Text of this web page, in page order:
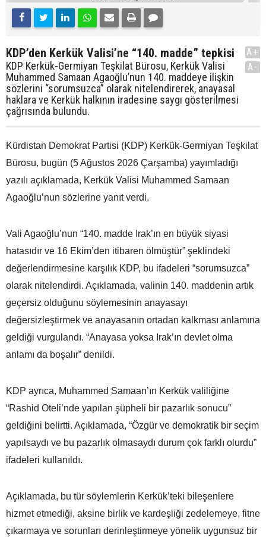
KDP’den Kerkük Valisi’ne “140. madde” tepkisi
KDP Kerkük-Germiyan Teşkilat Bürosu, Kerkük Valisi
Muhammed Samaan Agaoğlu’nun 140. maddeye ilişkin
sözlerini “sorumsuzca” olarak nitelendirerek, anayasal
haklara ve Kerkük halkının iradesine saygı gösterilmesi
çağrısında bulundu.
A+
A-
Kürdistan Demokrat Partisi (KDP) Kerkük-Germiyan Teşkilat
Bürosu, bugün (5 Ağustos 2026 Çarşamba) yayımladığı
yazılı açıklamada, Kerkük Valisi Muhammed Samaan
Agaoğlu’nun sözlerine yanıt verdi.
Vali Agaoğlu’nun “140. madde Irak’ın en büyük siyasi
hatasıdır ve 16 Ekim’den itibaren ölmüştür” şeklindeki
değerlendirmesine karşılık KDP, bu ifadeleri “sorumsuzca”
olarak nitelendirdi. Açıklamada, valinin 140. maddenin artık
geçersiz olduğunu söylemesinin anayasayı
değersizleştirmek ve anayasanın ortadan kalkması anlamına
geldiği vurgulandı. “Anayasa yoksa Irak’ın devlet olma
anlamı da boşalır” denildi.
KDP ayrıca, Muhammed Samaan’ın Kerkük valiliğine
“Rashid Oteli’nde yapılan şüpheli bir pazarlık sonucu”
geldiğini belirtti. Açıklamada, “Özgür ve demokratik bir seçim
yapılsaydı ve bu pazarlık olmasaydı durum çok farklı olurdu”
ifadeleri kullanıldı.
Açıklamada, bu tür söylemlerin Kerkük’teki bileşenlere
hizmet etmediği, aksine birlik ve kardeşliği zedelemeye, fitne
çıkarmaya ve sorunları derinleştirmeye yönelik uygunsuz bir